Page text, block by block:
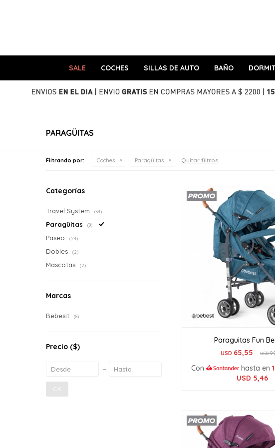
SALE COCHES SILLAS DE AUTO BAÑO
PARAGÜITAS
Filtrando por: Coches Paragüitas Quitar filtros
Paraguitas Fun
USD 65,55 USD
Con hasta en
USD 5,46
Categorías
Travel System (34)
Paragüitas (8)
Paseo (24)
Dobles (2)
Mascotas (2)
Marcas
Bebesit (8)
Precio ($)
OK